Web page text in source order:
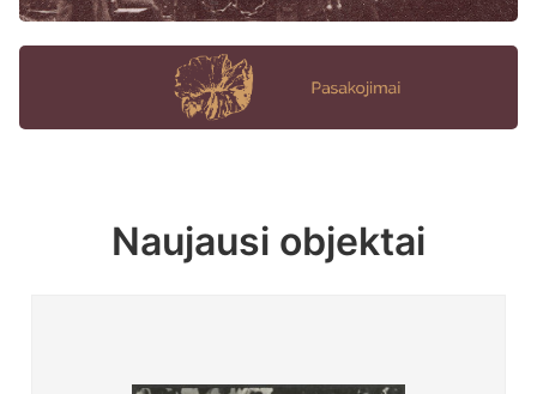
Naujausi objektai